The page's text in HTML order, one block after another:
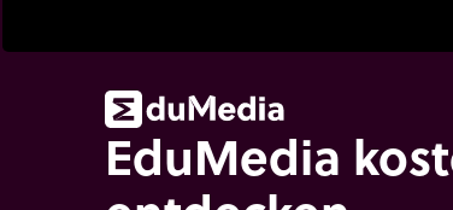
EduMedia